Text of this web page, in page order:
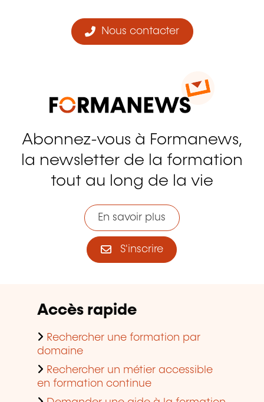
Nous contacter
Abonnez-vous à Formanews,
la newsletter de la formation
tout au long de la vie
En savoir plus
S'inscrire
Accès rapide
Rechercher une formation par
domaine
Rechercher un métier accessible
en formation continue